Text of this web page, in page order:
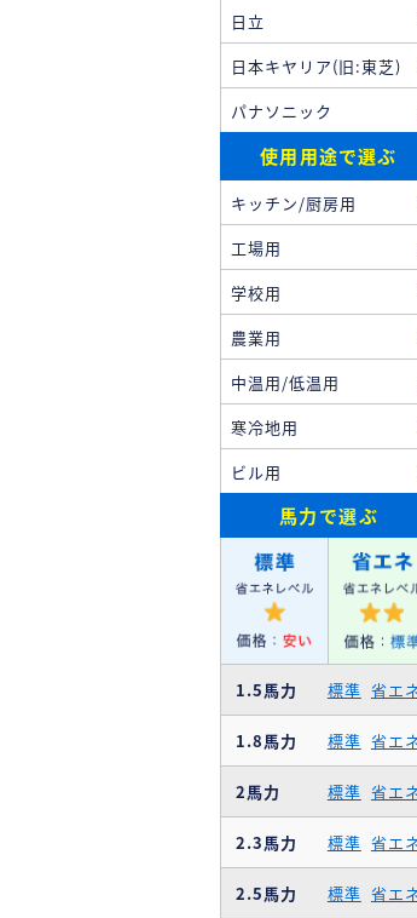
日立
日本キヤリア(旧:東芝)
パナソニック
使用用途で選ぶ
キッチン/厨房用
工場用
学校用
農業用
中温用/低温用
寒冷地用
ビル用
馬力で選ぶ
1.5馬力 標準 省エ
1.8馬力 標準 省エ
2馬力 標準 省エ
2.3馬力 標準 省エ
2.5馬力 標準 省エ